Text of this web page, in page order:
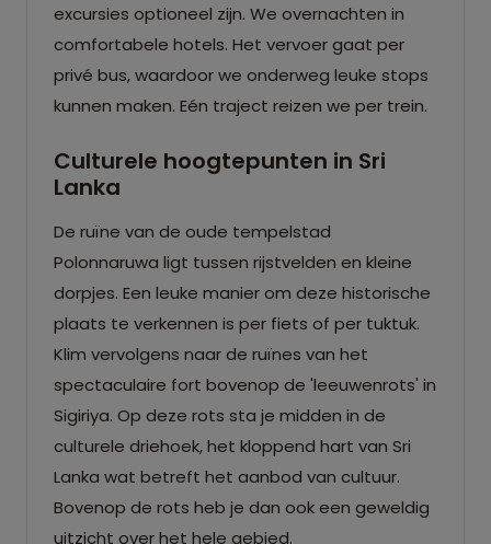
excursies optioneel zijn. We overnachten in
comfortabele hotels. Het vervoer gaat per
privé bus, waardoor we onderweg leuke stops
kunnen maken. Eén traject reizen we per trein.
Culturele hoogtepunten in Sri
Lanka
De ruïne van de oude tempelstad
Polonnaruwa ligt tussen rijstvelden en kleine
dorpjes. Een leuke manier om deze historische
plaats te verkennen is per fiets of per tuktuk.
Klim vervolgens naar de ruïnes van het
spectaculaire fort bovenop de 'leeuwenrots' in
Sigiriya. Op deze rots sta je midden in de
culturele driehoek, het kloppend hart van Sri
Lanka wat betreft het aanbod van cultuur.
Bovenop de rots heb je dan ook een geweldig
uitzicht over het hele gebied.